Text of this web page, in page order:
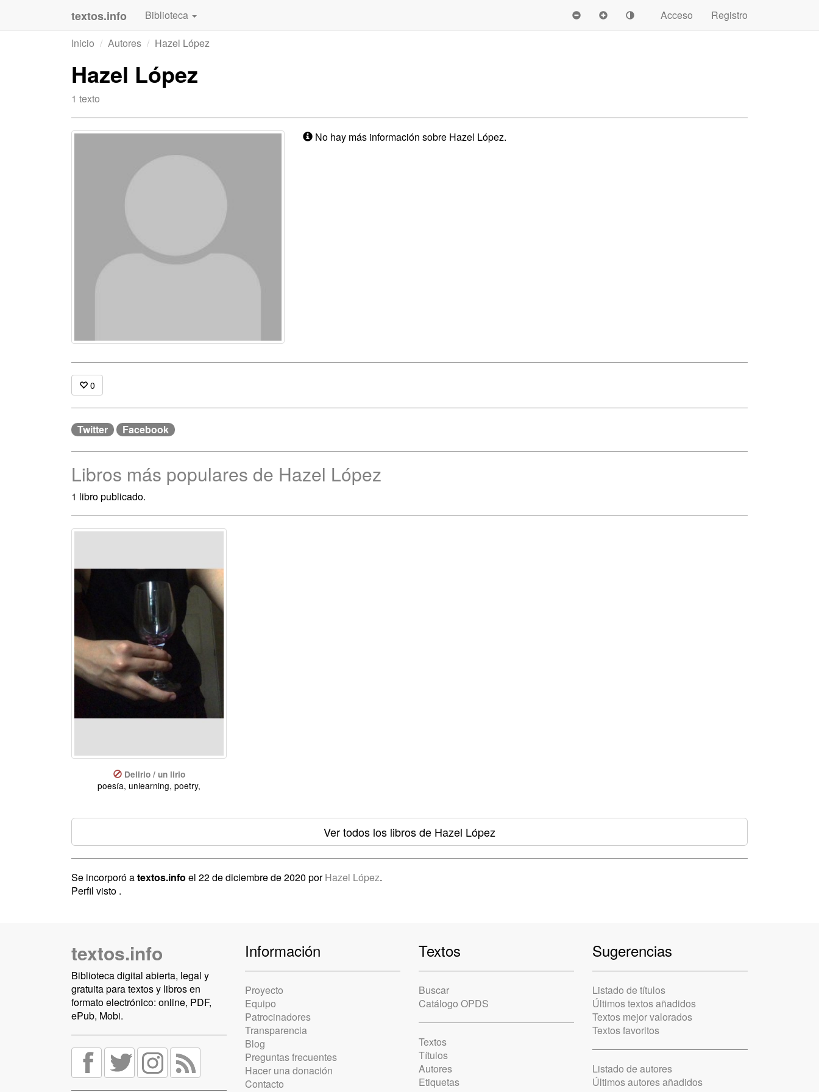
textos.info Biblioteca Acceso
Registro
Inicio
Autores Hazel López
Hazel López
1 texto
No hay más información sobre Hazel López.
0
Twitter Facebook
Libros más populares de Hazel López
1 libro publicado.
Delirio / un lirio
poesía, unlearning, poetry,
Ver todos los librosde Hazel López
Se incorporó atextos.info el 22 de diciembre de 2020 porHazel López.
Perfil visto .
textos.info
Biblioteca digital abierta, legal y
gratuita para textos y libros en
formato electrónico: online, PDF,
ePub, Mobi.
Información
Proyecto
Equipo
Patrocinadores
Transparencia
Blog
Preguntas frecuentes
Hacer una donación
Contacto
Textos
Buscar
Catálogo OPDS
Textos
Títulos
Autores
Etiquetas
Sugerencias
Listado de títulos
Últimos textos añadidos
Textos mejor valorados
Textos favoritos
Listado de autores
Últimos autores añadidos